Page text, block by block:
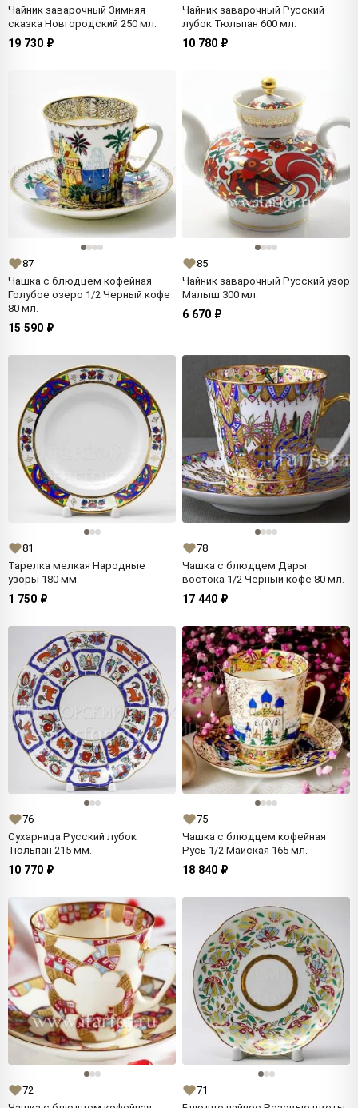
Чайник заварочный Зимняя
сказка Новгородский 250 мл.
19 730 ₽
Чайник заварочный Русский
лубок Тюльпан 600 мл.
10 780 ₽
87
Чашка с блюдцем кофейная
Голубое озеро 1/2 Черный кофе
80 мл.
15 590 ₽
85
Чайник заварочный Русский узор
Малыш 300 мл.
6 670 ₽
81
Тарелка мелкая Народные
узоры 180 мм.
1 750 ₽
78
Чашка с блюдцем Дары
востока 1/2 Черный кофе 80 мл.
17 440 ₽
76
Сухарница Русский лубок
Тюльпан 215 мм.
10 770 ₽
75
Чашка с блюдцем кофейная
Русь 1/2 Майская 165 мл.
18 840 ₽
72
71